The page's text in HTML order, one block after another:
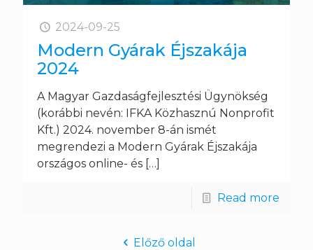
2024-09-25
Modern Gyárak Éjszakája
2024
A Magyar Gazdaságfejlesztési Ügynökség
(korábbi nevén: IFKA Közhasznú Nonprofit
Kft.) 2024. november 8-án ismét
megrendezi a Modern Gyárak Éjszakája
országos online- és […]
Read more
Előző oldal